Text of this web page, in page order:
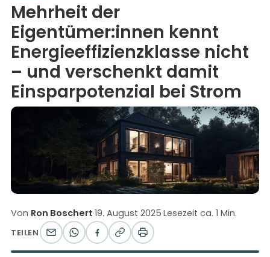
Mehrheit der
Eigentümer:innen kennt
Energieeffizienzklasse nicht
– und verschenkt damit
Einsparpotenzial bei Strom
Von Ron Boschert·19. August 2025·Lesezeit ca. 1 Min.
TEILEN